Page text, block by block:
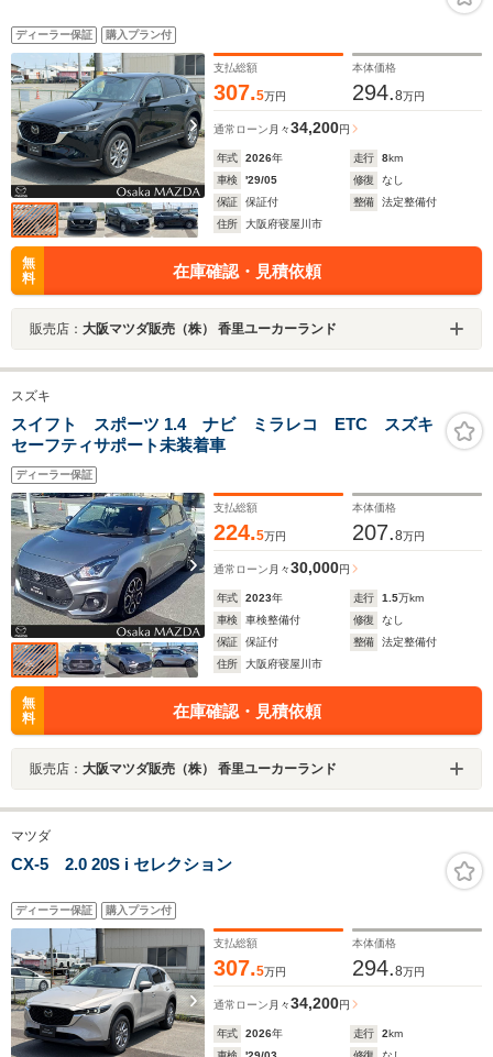
ディーラー保証 購入プラン付
支払総額
307.5万円
本体価格
294.8万円
通常ローン 月々34,200円
年式 2026年 走行 8km
車検
'29/05 修復
なし
保証
保証付 整備
法定整備付
住所
大阪府寝屋川市
無
料
在庫確認・見積依頼
販売店： 大阪マツダ販売（株） 香里ユーカーランド
スズキ
スイフト スポーツ 1.4 ナビ ミラレコ ETC スズキ
セーフティサポート未装着車
ディーラー保証
支払総額
224.5万円
本体価格
207.8万円
通常ローン 月々30,000円
年式 2023年 走行 1.5万km
車検
車検整備付 修復
なし
保証
保証付 整備
法定整備付
住所
大阪府寝屋川市
無
料
在庫確認・見積依頼
販売店： 大阪マツダ販売（株） 香里ユーカーランド
マツダ
CX-5 2.0 20S i セレクション
ディーラー保証 購入プラン付
支払総額
307.5万円
本体価格
294.8万円
通常ローン 月々34,200円
年式 2026年 走行 2km